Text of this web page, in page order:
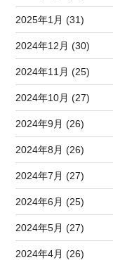
2025年1月 (31)
2024年12月 (30)
2024年11月 (25)
2024年10月 (27)
2024年9月 (26)
2024年8月 (26)
2024年7月 (27)
2024年6月 (25)
2024年5月 (27)
2024年4月 (26)